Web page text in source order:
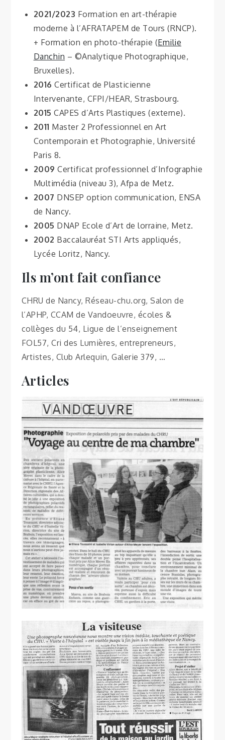
2021/2023 Formation en art-thérapie
moderne à l’AFRATAPEM de Tours (RNCP).
+ Formation en photo-thérapie (Emilie
Danchin – ©Analytique Photographique,
Bruxelles).
2016Certificat de Plasticienne
Intervenante, CFPI/HEAR, Strasbourg.
2015CAPES d’Arts Plastiques (externe).
2011 Master 2 Professionnel en Art
Contemporain et Photographie, Université
Paris 8.
2009Certificat professionnel d’Infographie
Multimédia (niveau 3), Afpa de Metz.
2007 DNSEP option communication, ENSA
de Nancy.
2005 DNAP Ecole d’Art de lorraine, Metz.
2002 Baccalauréat STI Arts appliqués,
Lycée Loritz, Nancy.
Ils m’ont fait confiance
CHRU de Nancy, Réseau-chu.org, Salon de
l’APHP, CCAM de Vandoeuvre, écoles &
collèges du 54, Ligue de l’enseignement
FOL57, Cri des Lumières, entrepreneurs,
Artistes, Club Arlequin, Galerie 379, …
Articles